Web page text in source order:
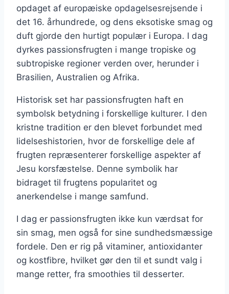
opdaget af europæiske opdagelsesrejsende i
det 16. århundrede, og dens eksotiske smag og
duft gjorde den hurtigt populær i Europa. I dag
dyrkes passionsfrugten i mange tropiske og
subtropiske regioner verden over, herunder i
Brasilien, Australien og Afrika.
Historisk set har passionsfrugten haft en
symbolsk betydning i forskellige kulturer. I den
kristne tradition er den blevet forbundet med
lidelseshistorien, hvor de forskellige dele af
frugten repræsenterer forskellige aspekter af
Jesu korsfæstelse. Denne symbolik har
bidraget til frugtens popularitet og
anerkendelse i mange samfund.
I dag er passionsfrugten ikke kun værdsat for
sin smag, men også for sine sundhedsmæssige
fordele. Den er rig på vitaminer, antioxidanter
og kostfibre, hvilket gør den til et sundt valg i
mange retter, fra smoothies til desserter.